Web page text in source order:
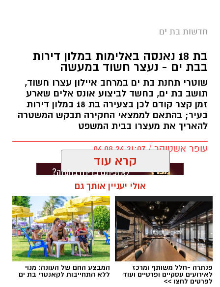
חדשות בת ים
בת 18 נאנסה באלימות במלון דירות
בבת ים - נעצר חשוד במעשה
שוטרי תחנת בת ים במרחב איילון עצרו חשוד,
תושב בת ים, בחשד לביצוע אונס אלים שארע
זמן קצר קודם לכן בצעירה בת 18 במלון דירות
בעיר; בהתאם לממצאי החקירה תבקש המשטרה
להאריך את מעצרו בבית המשפט
עופר אשטוקר / 21:07 06.08.26
תגים:אונס בבת ים
קרא עוד
אולי יעניין אותך גם
פנתרה -חלל משותף ומרכז
לאירועים עסקיים ופרטיים ועוד
לפרטים לחצו >>
המבצע החם של העונה: מנוי
ללא התחייבות לקאנטרי בת ים